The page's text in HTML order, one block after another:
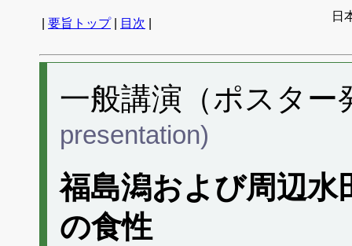
要旨トップ| 目次
日
一般講演（ポスタ
presentation)
福島潟および周辺
の食性